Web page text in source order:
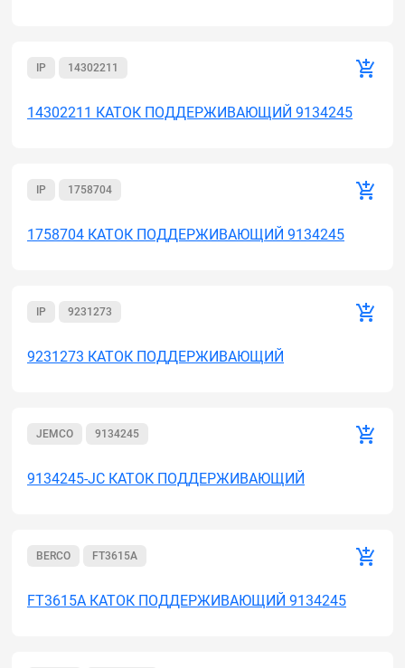
IP 14302211
14302211 КАТОК ПОДДЕРЖИВАЮЩИЙ 9134245
IP 1758704
1758704 КАТОК ПОДДЕРЖИВАЮЩИЙ 9134245
IP 9231273
9231273 КАТОК ПОДДЕРЖИВАЮЩИЙ
JEMCO 9134245
9134245-JC КАТОК ПОДДЕРЖИВАЮЩИЙ
BERCO FT3615A
FT3615A КАТОК ПОДДЕРЖИВАЮЩИЙ 9134245